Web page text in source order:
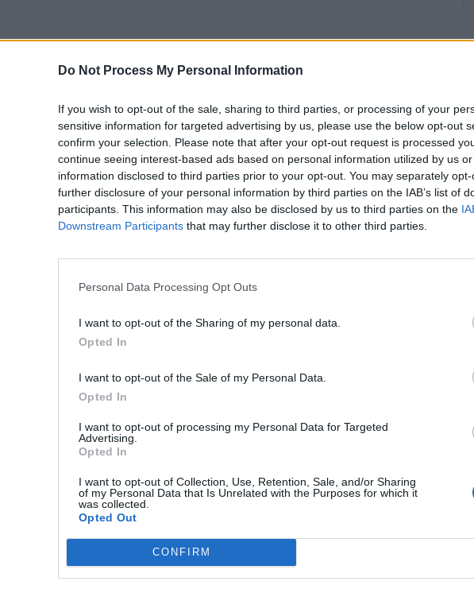
Do Not Process My Personal Information
If you wish to opt-out of the sale, sharing to third parties, or processing of your
sensitive information for targeted advertising by us, please use the below opt-out
confirm your selection. Please note that after your opt-out request is processed
continue seeing interest-based ads based on personal information utilized by us
information disclosed to third parties prior to your opt-out. You may separately
further disclosure of your personal information by third parties on the IAB’s list of
participants. This information may also be disclosed by us to third parties on the
Downstream Participants that may further disclose it to other third parties.
Personal Data Processing Opt Outs
I want to opt-out of the Sharing of my personal data.
Opted In
I want to opt-out of the Sale of my Personal Data.
Opted In
I want to opt-out of processing my Personal Data for Targeted
Advertising.
Opted In
I want to opt-out of Collection, Use, Retention, Sale, and/or Sharing
of my Personal Data that Is Unrelated with the Purposes for which it
was collected.
Opted Out
CONFIRM